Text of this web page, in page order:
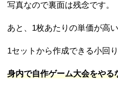
写真なので裏面は残念です。
あと、1枚あたりの単価が高
1セットから作成できる小回
身内で自作ゲーム大会をやる